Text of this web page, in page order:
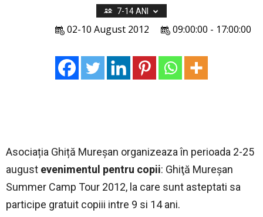
7-14 ANI
09:00:00 - 17:00:00
02-10 August 2012
Asociația Ghiță Mureșan organizeaza în perioada 2-25
august evenimentul pentru copii: Ghiţă Mureşan
Summer Camp Tour 2012, la care sunt asteptati sa
participe gratuit copiii intre 9 si 14 ani.